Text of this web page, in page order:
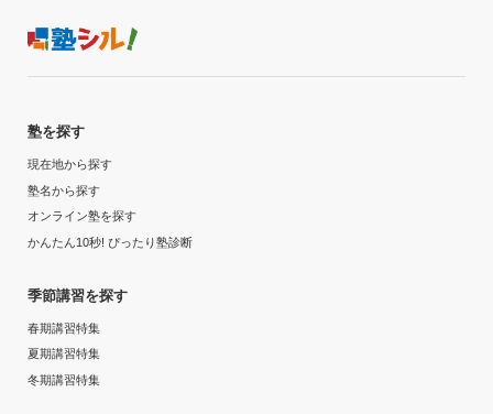
塾を探す
現在地から探す
塾名から探す
オンライン塾を探す
かんたん10秒! ぴったり塾診断
季節講習を探す
春期講習特集
夏期講習特集
冬期講習特集